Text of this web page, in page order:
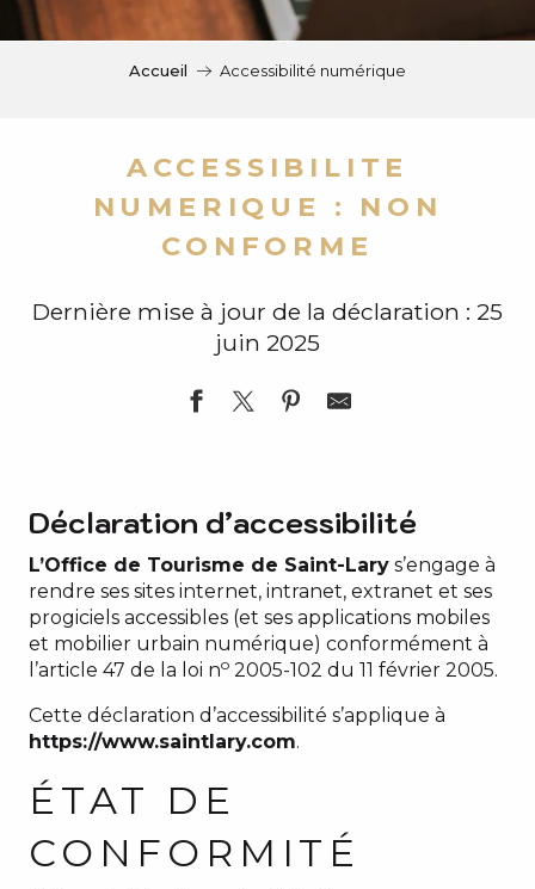
Accueil Accessibilité numérique
ACCESSIBILITE
NUMERIQUE : NON
CONFORME
Dernière mise à jour de la déclaration : 25
juin 2025
Déclaration d’accessibilité
L’Office de Tourisme de Saint-Lary s’engage à
rendre ses sites internet, intranet, extranet et ses
progiciels accessibles (et ses applications mobiles
et mobilier urbain numérique) conformément à
l’article 47 de la loi no 2005-102 du 11 février 2005.
Cette déclaration d’accessibilité s’applique à
https://www.saintlary.com.
ÉTAT DE
CONFORMITÉ